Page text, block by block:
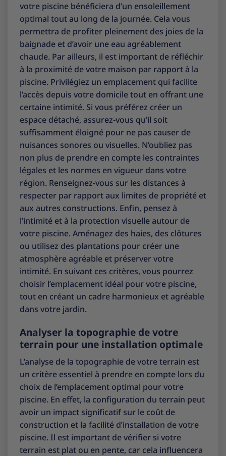
votre piscine bénéficiera d’un ensoleillement
optimal tout au long de la journée. Cela vous
permettra de profiter pleinement des joies de la
baignade et d’avoir une eau agréablement
chaude. Par ailleurs, il est important de réfléchir
à la proximité de votre maison par rapport à la
piscine. Privilégiez un emplacement qui facilite
l’accès depuis votre domicile tout en offrant une
certaine intimité. Si vous préférez créer un
espace détaché, assurez-vous qu’il soit
suffisamment éloigné pour ne pas causer de
nuisances sonores ou visuelles. N’oubliez pas
non plus de prendre en compte les contraintes
légales et les normes en vigueur dans votre
région. Renseignez-vous sur les distances à
respecter par rapport aux limites de propriété et
aux autres constructions. Enfin, pensez à
l’intimité et à la protection visuelle autour de
votre piscine. Aménagez des haies, des clôtures
ou utilisez des plantations pour créer une
atmosphère agréable et préserver votre
intimité. En suivant ces critères, vous pourrez
choisir l’emplacement idéal pour votre piscine,
tout en créant un cadre harmonieux et agréable
dans votre jardin.
Analyser la topographie de votre
terrain pour une installation optimale
L’analyse de la topographie de votre terrain est
un critère essentiel à prendre en compte lors du
choix de l’emplacement optimal pour votre
piscine. En effet, la configuration du terrain peut
avoir un impact significatif sur le coût de
construction et la facilité d’installation de votre
piscine. Il est important de vérifier si votre
terrain est plat ou en pente, car cela influencera